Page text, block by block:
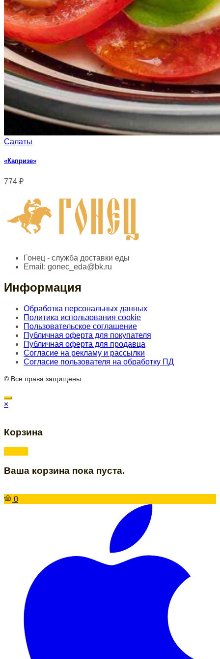
Салаты
«Капризе»
774 ₽
Гонец - служба доставки еды
Email: gonec_eda@bk.ru
Информация
Обработка персональных данных
Политика использования cookie
Пользовательское соглашение
Публичная оферта для покупателя
Публичная оферта для продавца
Согласие на рекламу и рассылки
Согласие пользователя на обработку ПД
© Все права защищены
×
Корзина
Ваша корзина пока пуста.
0